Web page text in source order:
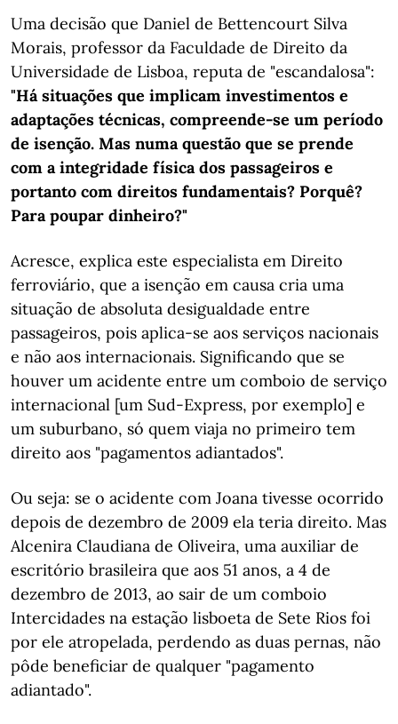
Uma decisão que Daniel de Bettencourt Silva
Morais, professor da Faculdade de Direito da
Universidade de Lisboa, reputa de "escandalosa":
"Há situações que implicam investimentos e
adaptações técnicas, compreende-se um período
de isenção. Mas numa questão que se prende
com a integridade física dos passageiros e
portanto com direitos fundamentais? Porquê?
Para poupar dinheiro?"
Acresce, explica este especialista em Direito
ferroviário, que a isenção em causa cria uma
situação de absoluta desigualdade entre
passageiros, pois aplica-se aos serviços nacionais
e não aos internacionais. Significando que se
houver um acidente entre um comboio de serviço
internacional [um Sud-Express, por exemplo] e
um suburbano, só quem viaja no primeiro tem
direito aos "pagamentos adiantados".
Ou seja: se o acidente com Joana tivesse ocorrido
depois de dezembro de 2009 ela teria direito. Mas
Alcenira Claudiana de Oliveira, uma auxiliar de
escritório brasileira que aos 51 anos, a 4 de
dezembro de 2013, ao sair de um comboio
Intercidades na estação lisboeta de Sete Rios foi
por ele atropelada, perdendo as duas pernas, não
pôde beneficiar de qualquer "pagamento
adiantado".